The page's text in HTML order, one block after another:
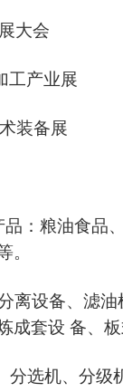
大会
工产业展
装备展
：粮油食品、
。
离设备、滤
成套设 备、
分选机、分级